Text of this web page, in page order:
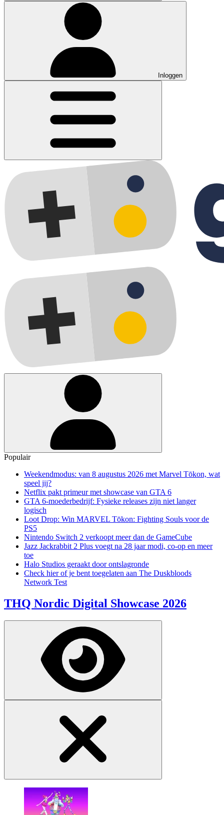
Inloggen
Populair
Weekendmodus: van 8 augustus 2026 met Marvel Tōkon, wat
speel jij?
Netflix pakt primeur met showcase van GTA 6
GTA 6-moederbedrijf: Fysieke releases zijn niet langer
logisch
Loot Drop: Win MARVEL Tōkon: Fighting Souls voor de
PS5
Nintendo Switch 2 verkoopt meer dan de GameCube
Jazz Jackrabbit 2 Plus voegt na 28 jaar modi, co-op en meer
toe
Halo Studios geraakt door ontslagronde
Check hier of je bent toegelaten aan The Duskbloods
Network Test
THQ Nordic Digital Showcase 2026